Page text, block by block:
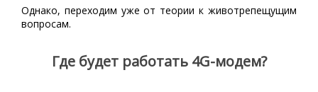
Однако, переходим уже от теории к животрепещущим
вопросам.
Где будет работать 4G-модем?